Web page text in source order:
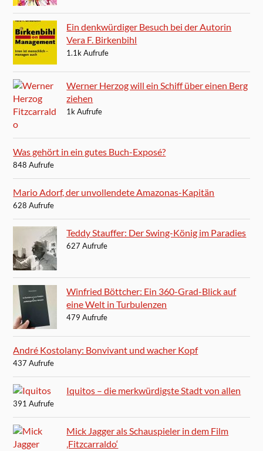
Ein denkwürdiger Besuch bei der Autorin
Vera F. Birkenbihl
1.1k Aufrufe
Werner Herzog will ein Schiff über einen Berg
ziehen
1k Aufrufe
Was gehört in ein gutes Buch-Exposé?
848 Aufrufe
Mario Adorf, der unvollendete Amazonas-Kapitän
628 Aufrufe
Teddy Stauffer: Der Swing-König im Paradies
627 Aufrufe
Winfried Böttcher: Ein 360-Grad-Blick auf
eine Welt in Turbulenzen
479 Aufrufe
André Kostolany: Bonvivant und wacher Kopf
437 Aufrufe
Iquitos – die merkwürdigste Stadt von allen
391 Aufrufe
Mick Jagger als Schauspieler in dem Film
‚Fitzcarraldo‘